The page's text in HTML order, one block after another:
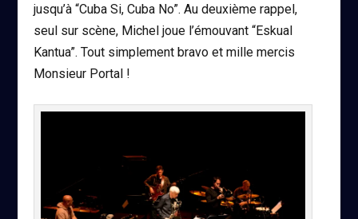
jusqu’à “Cuba Si, Cuba No”. Au deuxième rappel,
seul sur scène, Michel joue l’émouvant “Eskual
Kantua”. Tout simplement bravo et mille mercis
Monsieur Portal !